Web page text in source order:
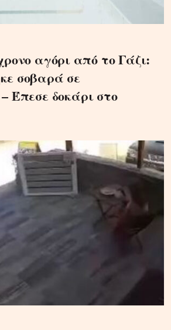
αγόρι από το Γάζι:
σοβαρά σε
Έπεσε δοκάρι στο